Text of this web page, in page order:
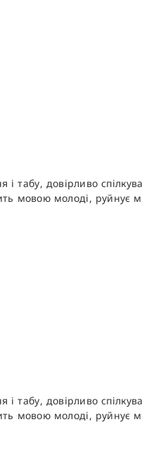
і табу, довірливо
мовою молоді, руйнує
і табу, довірливо
мовою молоді, руйнує